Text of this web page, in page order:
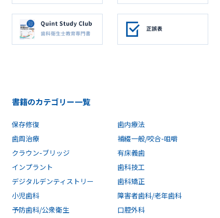
書籍のカテゴリー一覧
保存修復
歯内療法
歯周治療
補綴一般/咬合-咀嚼
クラウン-ブリッジ
有床義歯
インプラント
歯科技工
デジタルデンティストリー
歯科矯正
小児歯科
障害者歯科/老年歯科
予防歯科/公衆衛生
口腔外科